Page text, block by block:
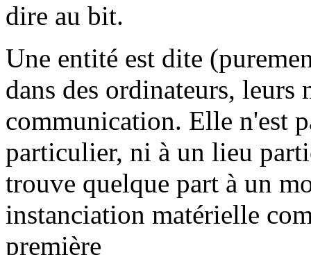
dire au bit.
Une entité est dite
dans des ordinateurs, leurs
communication. Elle n'est
particulier, ni à un lieu
trouve quelque part à un
instanciation matérielle
première